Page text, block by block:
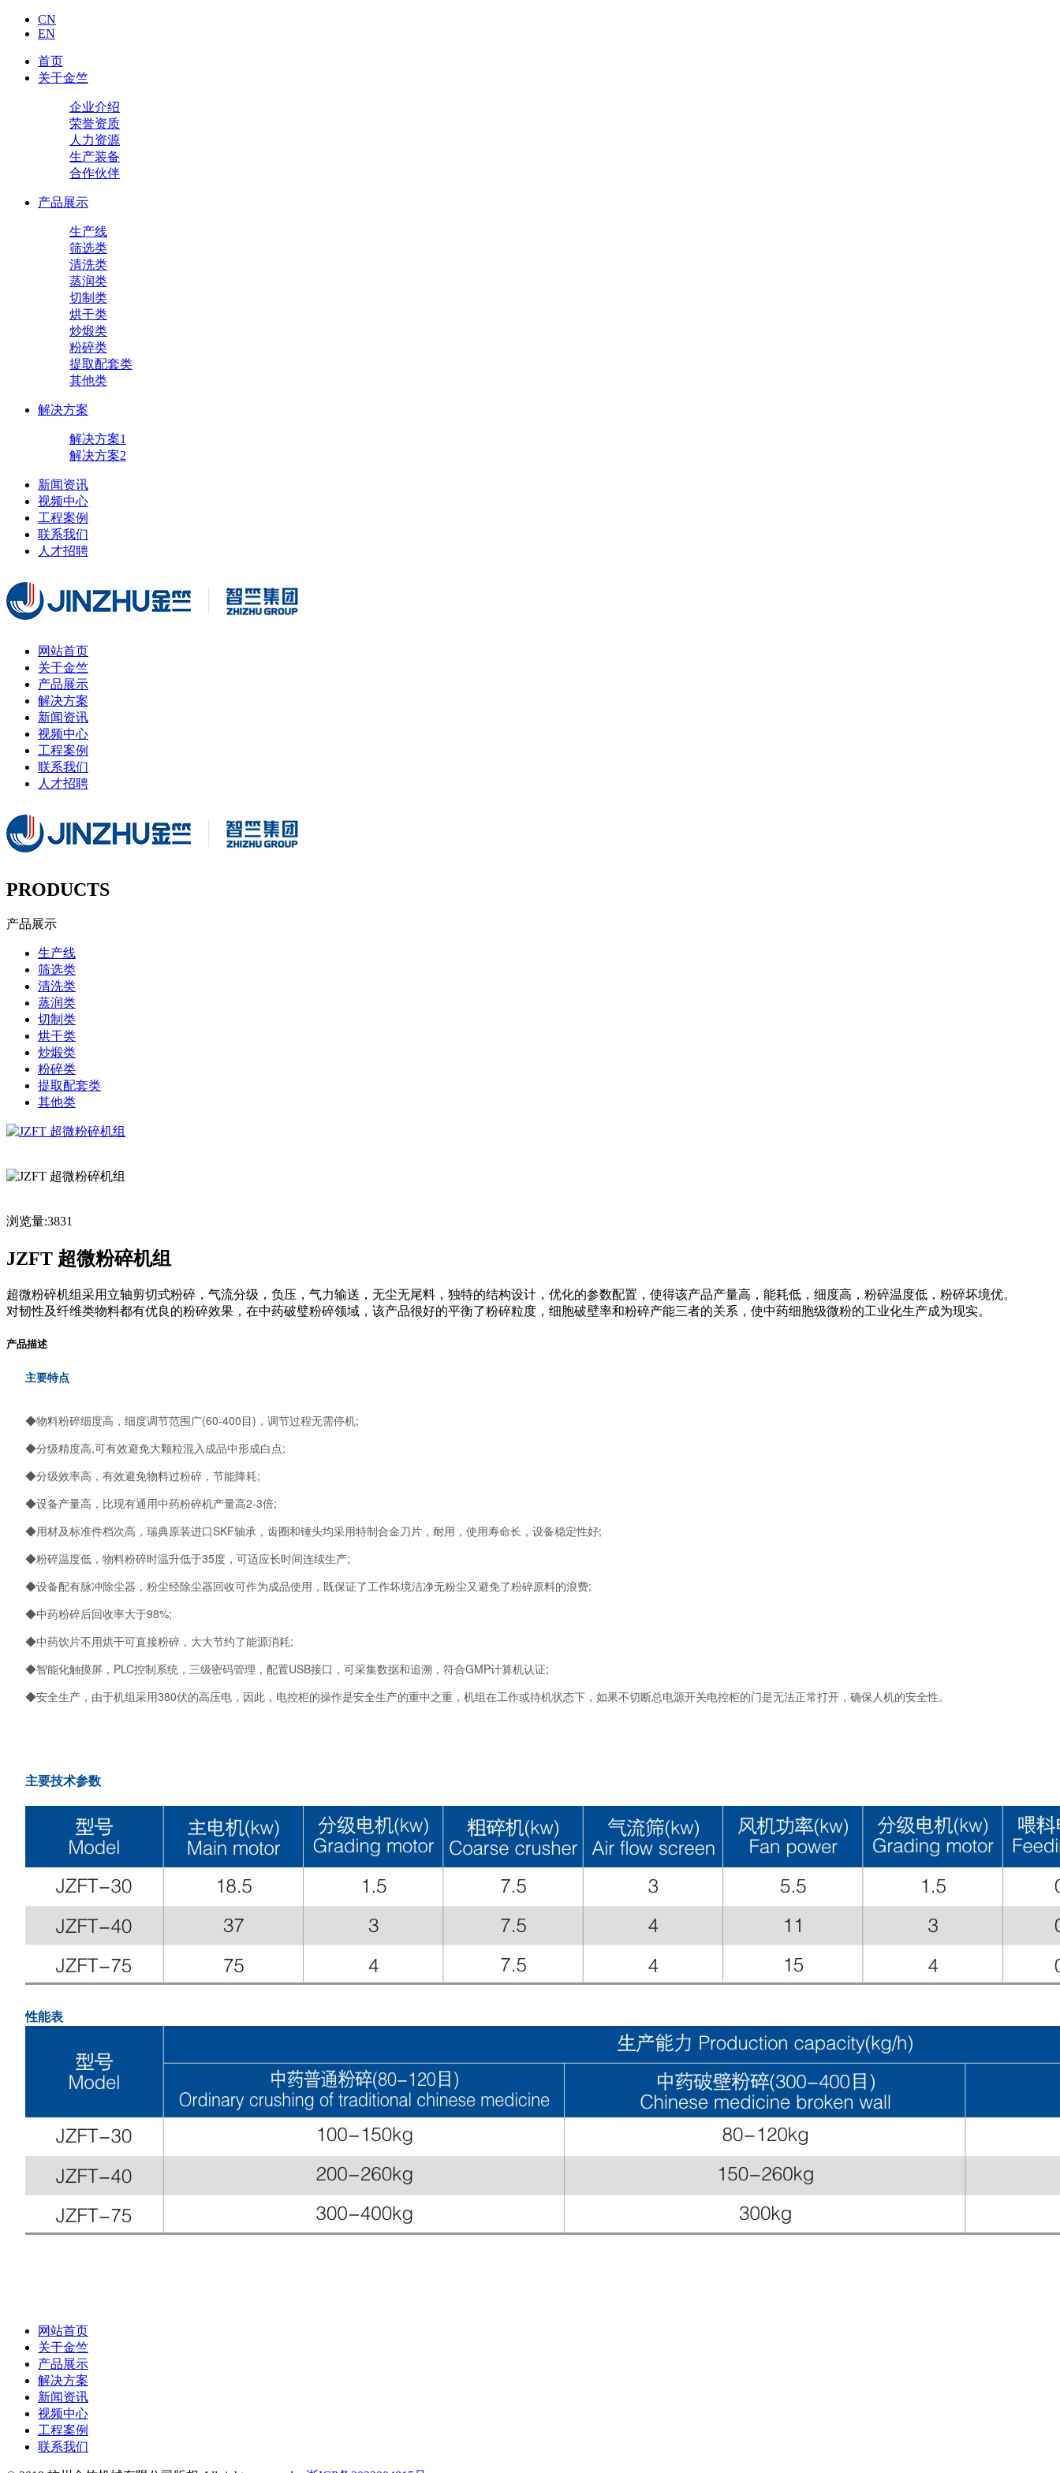
CN
EN
首页
关于金竺
企业介绍
荣誉资质
人力资源
生产装备
合作伙伴
产品展示
生产线
筛选类
清洗类
蒸润类
切制类
烘干类
炒煅类
粉碎类
提取配套类
其他类
解决方案
解决方案1
解决方案2
新闻资讯
视频中心
工程案例
联系我们
人才招聘
网站首页
关于金竺
产品展示
解决方案
新闻资讯
视频中心
工程案例
联系我们
人才招聘
PRODUCTS
产品展示
生产线
筛选类
清洗类
蒸润类
切制类
烘干类
炒煅类
粉碎类
提取配套类
其他类
浏览量:3831
JZFT 超微粉碎机组
超微粉碎机组采用立轴剪切式粉碎，气流分级，负压，气力输送，无尘无尾料，独特的结构设计，优化的参数配置，使得该产品产量高，能耗低，细度高，粉碎温度低，粉碎坏境优。
对韧性及纤维类物料都有优良的粉碎效果，在中药破璧粉碎领域，该产品很好的平衡了粉碎粒度，细胞破壁率和粉碎产能三者的关系，使中药细胞级微粉的工业化生产成为现实。
产品描述
主要特点
◆物料粉碎细度高，细度调节范围广(60-400目)，调节过程无需停机;
◆分级精度高,可有效避免大颗粒混入成品中形成白点;
◆分级效率高，有效避免物料过粉碎，节能降耗;
◆设备产量高，比现有通用中药粉碎机产量高2-3倍;
◆用材及标准件档次高，瑞典原装进口SKF轴承，齿圈和锤头均采用特制合金刀片，耐用，使用寿命长，设备稳定性好;
◆粉碎温度低，物料粉碎时温升低于35度，可适应长时间连续生产;
◆设备配有脉冲除尘器，粉尘经除尘器回收可作为成品使用，既保证了工作坏境洁净无粉尘又避免了粉碎原料的浪费;
◆中药粉碎后回收率大于98%;
◆中药饮片不用烘干可直接粉碎，大大节约了能源消耗;
◆智能化触摸屏，PLC控制系统，三级密码管理，配置USB接口，可采集数据和追溯，符合GMP计算机认证;
◆安全生产，由于机组采用380伏的高压电，因此，电控柜的操作是安全生产的重中之重，机组在工作或待机状态下，如果不切断总电源开关电控柜的门是无法正常打开，确保人机的安全性。
主要技术参数
性能表
网站首页
关于金竺
产品展示
解决方案
新闻资讯
视频中心
工程案例
联系我们